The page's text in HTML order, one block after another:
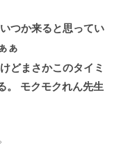
つか来ると思ってい
ぁ
どまさかこのタイミ
。 モクモクれん先生